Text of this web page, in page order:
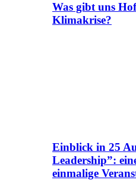
Was gibt uns
Klimakrise?
Einblick in 25
Leadership”:
einmalige